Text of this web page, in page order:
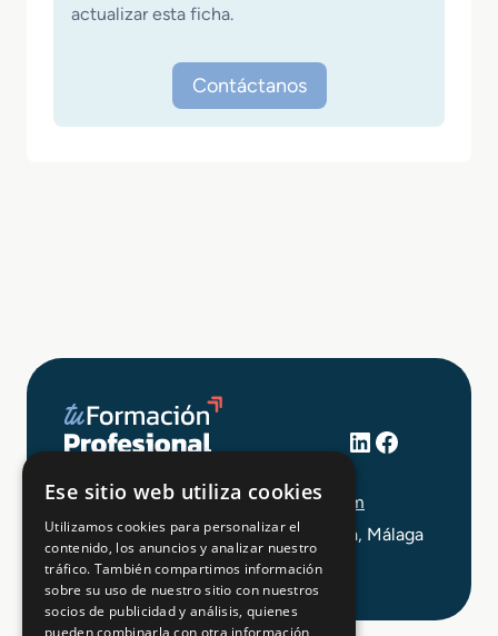
actualizar esta ficha.
Contáctanos
LinkedIn
Facebook
info@tuformacionprofesional.com
C/ Alameda Principal 21, 2ª Planta, Málaga
Ese sitio web utiliza cookies
Utilizamos cookies para personalizar el
contenido, los anuncios y analizar nuestro
tráfico. También compartimos información
sobre su uso de nuestro sitio con nuestros
socios de publicidad y análisis, quienes
pueden combinarla con otra información